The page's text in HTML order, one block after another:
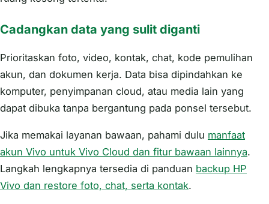
Cadangkan data yang sulit diganti
Prioritaskan foto, video, kontak, chat, kode pemulihan
akun, dan dokumen kerja. Data bisa dipindahkan ke
komputer, penyimpanan cloud, atau media lain yang
dapat dibuka tanpa bergantung pada ponsel tersebut.
Jika memakai layanan bawaan, pahami dulu manfaat
akun Vivo untuk Vivo Cloud dan fitur bawaan lainnya.
Langkah lengkapnya tersedia di panduan backup HP
Vivo dan restore foto, chat, serta kontak.